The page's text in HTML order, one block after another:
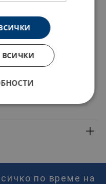
по време на
ВСИЧКИ